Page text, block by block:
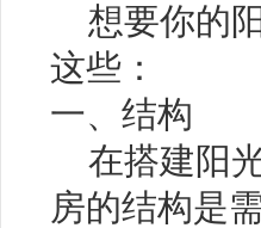
想要你的
这些：
一、结构
在搭建阳
房的结构是